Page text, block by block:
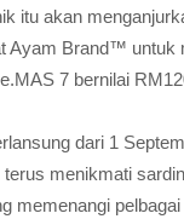
itu akan
Ayam Brand™ untuk
7 bernilai
dari 1
terus menikmati
memenangi